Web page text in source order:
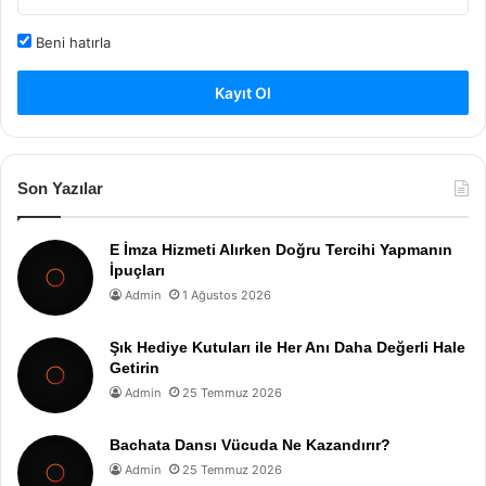
Beni hatırla
Kayıt Ol
Son Yazılar
E İmza Hizmeti Alırken Doğru Tercihi Yapmanın
İpuçları
Admin 1 Ağustos 2026
Şık Hediye Kutuları ile Her Anı Daha Değerli Hale
Getirin
Admin 25 Temmuz 2026
Bachata Dansı Vücuda Ne Kazandırır?
Admin 25 Temmuz 2026